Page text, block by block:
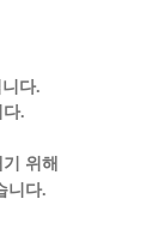
다.
.
위해
니다.